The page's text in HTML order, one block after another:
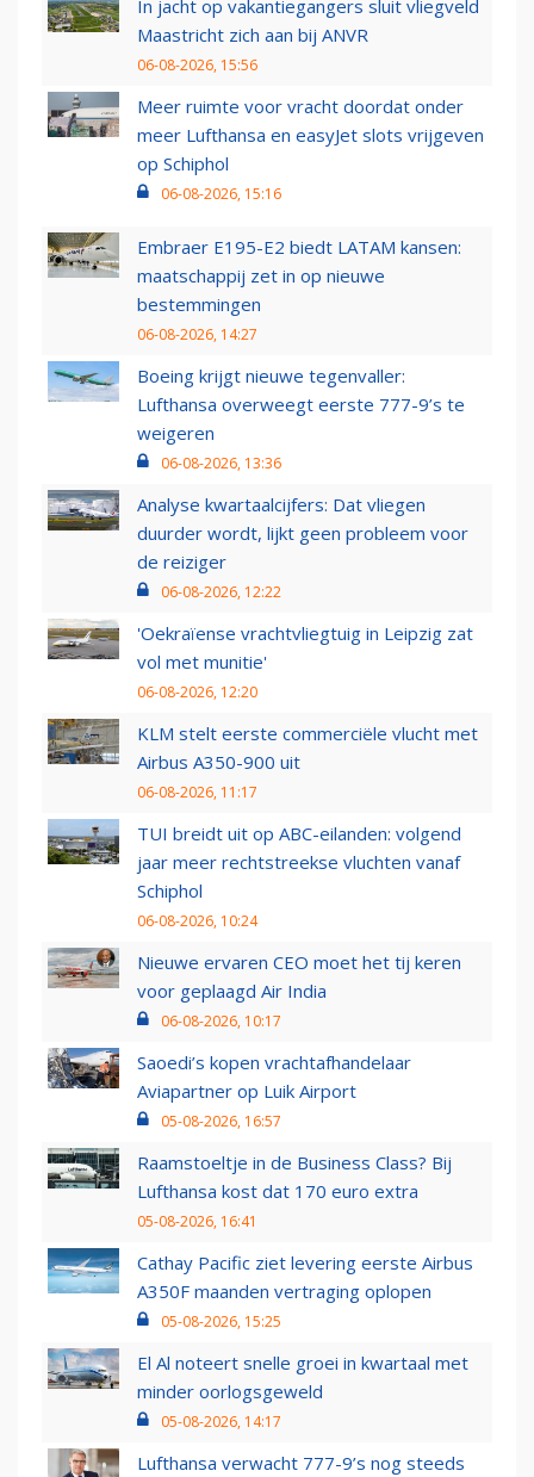
In jacht op vakantiegangers sluit vliegveld
Maastricht zich aan bij ANVR
06-08-2026, 15:56
Meer ruimte voor vracht doordat onder
meer Lufthansa en easyJet slots vrijgeven
op Schiphol
06-08-2026, 15:16
Embraer E195-E2 biedt LATAM kansen:
maatschappij zet in op nieuwe
bestemmingen
06-08-2026, 14:27
Boeing krijgt nieuwe tegenvaller:
Lufthansa overweegt eerste 777-9’s te
weigeren
06-08-2026, 13:36
Analyse kwartaalcijfers: Dat vliegen
duurder wordt, lijkt geen probleem voor
de reiziger
06-08-2026, 12:22
'Oekraïense vrachtvliegtuig in Leipzig zat
vol met munitie'
06-08-2026, 12:20
KLM stelt eerste commerciële vlucht met
Airbus A350-900 uit
06-08-2026, 11:17
TUI breidt uit op ABC-eilanden: volgend
jaar meer rechtstreekse vluchten vanaf
Schiphol
06-08-2026, 10:24
Nieuwe ervaren CEO moet het tij keren
voor geplaagd Air India
06-08-2026, 10:17
Saoedi’s kopen vrachtafhandelaar
Aviapartner op Luik Airport
05-08-2026, 16:57
Raamstoeltje in de Business Class? Bij
Lufthansa kost dat 170 euro extra
05-08-2026, 16:41
Cathay Pacific ziet levering eerste Airbus
A350F maanden vertraging oplopen
05-08-2026, 15:25
El Al noteert snelle groei in kwartaal met
minder oorlogsgeweld
05-08-2026, 14:17
Lufthansa verwacht 777-9’s nog steeds